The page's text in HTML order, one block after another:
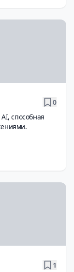
0
способная
1